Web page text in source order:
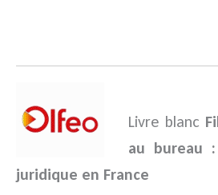
Livre blanc
au bureau
juridique en France